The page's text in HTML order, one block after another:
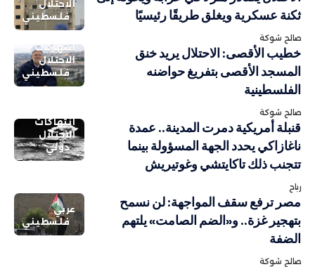
الاحتلال
فلسطيني
ثكنة عسكرية ويغلق طريقًا رئيسيًا
صالح شوكة
انتهاكات
الاحتلال
فلسطيني
خطيب الأقصى: الاحتلال يريد خنق
المسجد الأقصى بتفريغ حواضنه
الفلسطينية
صالح شوكة
انتهاكات
الاحتلال
دولي
قنبلة أمريكية دمرت المدينة.. عمدة
ناغازاكي يحدد الجهة المسؤولة بينما
تتجنب ذلك تاكايتشي وغوتيريش
رباح
عربي
فلسطيني
مصر ترفع سقف المواجهة: لن نسمح
بتهجير غزة.. و«الضم الصامت» يلتهم
الضفة
صالح شوكة